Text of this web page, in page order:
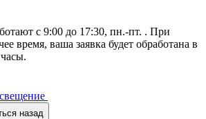
с 9:00 до 17:30, пн.-пт. . При
время, ваша заявка будет обработана в
назад